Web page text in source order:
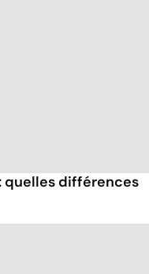
différences